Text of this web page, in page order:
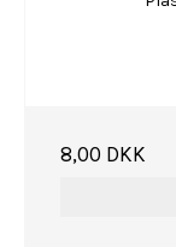
8,00 DKK